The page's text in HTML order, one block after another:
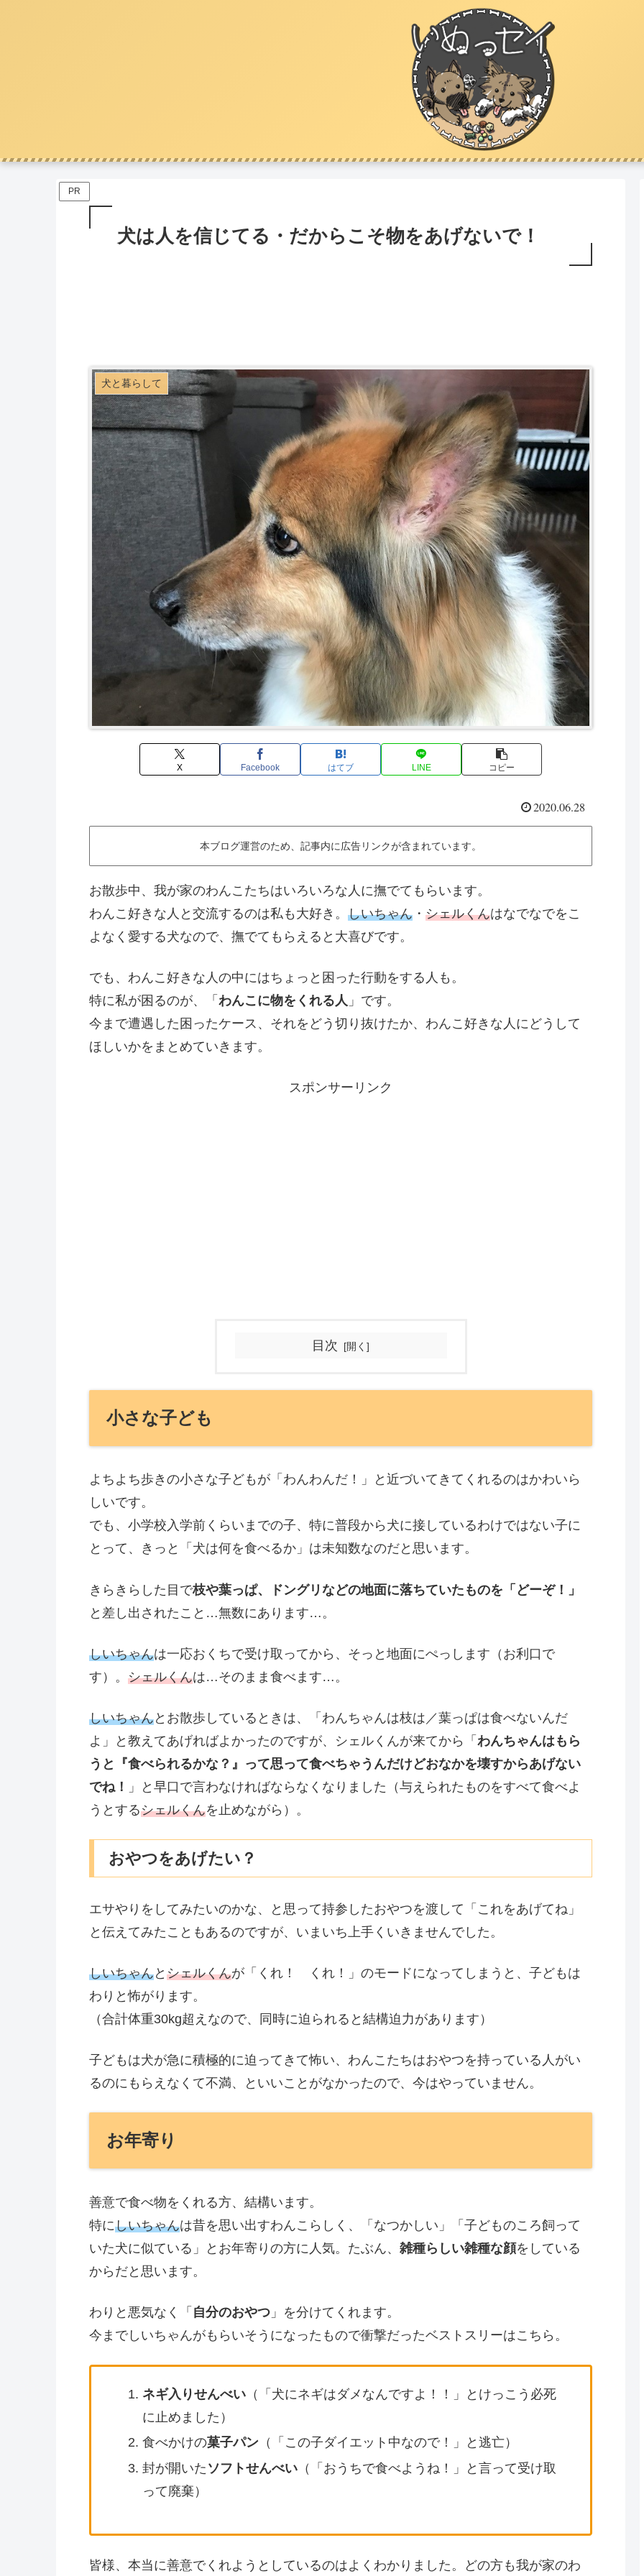
PR
犬は人を信じてる・だからこそ物をあげないで！
犬と暮らして
X Facebook はてブ LINE コピー
2020.06.28
本ブログ運営のため、記事内に広告リンクが含まれています。
お散歩中、我が家のわんこたちはいろいろな人に撫でてもらいます。
わんこ好きな人と交流するのは私も大好き。 しいちゃん ・ シェルくんはなでなでをこ
よなく愛する犬なので、撫でてもらえると大喜びです。
でも、わんこ好きな人の中にはちょっと困った行動をする人も。
特に私が困るのが、「 わんこに物をくれる人 」です。
今まで遭遇した困ったケース、それをどう切り抜けたか、わんこ好きな人にどうして
ほしいかをまとめていきます。
スポンサーリンク
目次
小さな子ども
よちよち歩きの小さな子どもが「わんわんだ！」と近づいてきてくれるのはかわいら
しいです。
でも、小学校入学前くらいまでの子、特に普段から犬に接しているわけではない子に
とって、きっと「犬は何を食べるか」は未知数なのだと思います。
きらきらした目で枝や葉っぱ、ドングリなどの地面に落ちていたものを「どーぞ！」
と差し出されたこと…無数にあります…。
しいちゃんは一応おくちで受け取ってから、そっと地面にぺっします（お利口で
す）。 シェルくんは…そのまま食べます…。
しいちゃんとお散歩しているときは、「わんちゃんは枝は／葉っぱは食べないんだ
よ」と教えてあげればよかったのですが、シェルくんが来てから「 わんちゃんはもら
うと『食べられるかな？』って思って食べちゃうんだけどおなかを壊すからあげない
でね！
」と早口で言わなければならなくなりました（与えられたものをすべて食べよ
うとするシェルくんを止めながら）。
おやつをあげたい？
エサやりをしてみたいのかな、と思って持参したおやつを渡して「これをあげてね」
と伝えてみたこともあるのですが、いまいち上手くいきませんでした。
しいちゃんと シェルくんが「くれ！ くれ！」のモードになってしまうと、子どもは
わりと怖がります。
（合計体重30kg超えなので、同時に迫られると結構迫力があります）
子どもは犬が急に積極的に迫ってきて怖い、わんこたちはおやつを持っている人がい
るのにもらえなくて不満、といいことがなかったので、今はやっていません。
お年寄り
善意で食べ物をくれる方、結構います。
特にしいちゃんは昔を思い出すわんこらしく、「なつかしい」「子どものころ飼って
いた犬に似ている」とお年寄りの方に人気。たぶん、 雑種らしい雑種な顔をしている
からだと思います。
わりと悪気なく「 自分のおやつ 」を分けてくれます。
今までしいちゃんがもらいそうになったもので衝撃だったベストスリーはこちら。
ネギ入りせんべい（「犬にネギはダメなんですよ！！」とけっこう必死
に止めました）
食べかけの菓子パン（「この子ダイエット中なので！」と逃亡）
封が開いた ソフトせんべい（「おうちで食べようね！」と言って受け取
って廃棄）
皆様、本当に善意でくれようとしているのはよくわかりました。どの方も我が家のわ